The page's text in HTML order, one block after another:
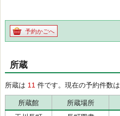
予約かごへ
所蔵
所蔵は 11 件です。現在の予約件数は
所蔵館 所蔵場所